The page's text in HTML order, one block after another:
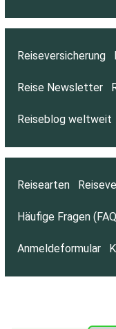
Reiseversicherung
Reise Newsletter
Reiseblog weltweit
Reisearten
Häufige Fragen
Anmeldeformular